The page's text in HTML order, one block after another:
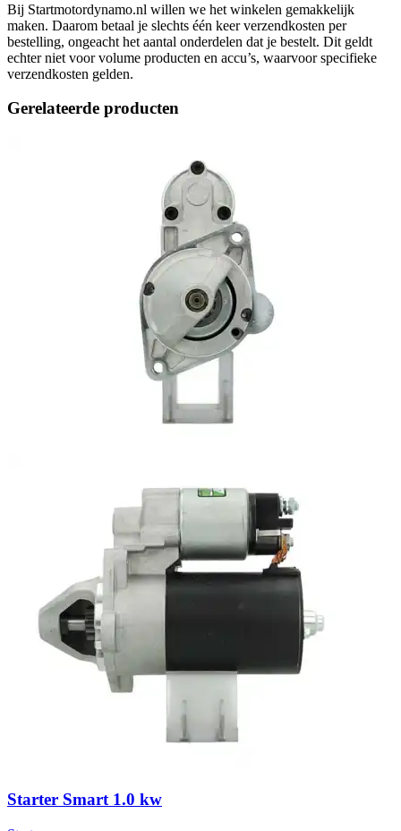
Bij Startmotordynamo.nl willen we het winkelen gemakkelijk
maken. Daarom betaal je slechts één keer verzendkosten per
bestelling, ongeacht het aantal onderdelen dat je bestelt. Dit geldt
echter niet voor volume producten en accu’s, waarvoor specifieke
verzendkosten gelden.
Gerelateerde producten
Starter Smart 1.0 kw